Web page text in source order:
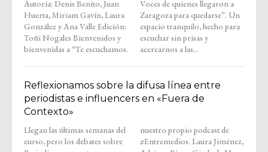
Autoría: Denis Benito, Juan
Huerta, Miriam Gavín, Laura
González y Ana Valle Edición:
Toñi Nogales Bienvenidos y
bienvenidas a “Te escuchamos.
Voces de quienes llegaron a
Zaragoza para quedarse”. Un
espacio tranquilo, hecho para
escuchar sin prisas y
acercarnos a las...
Reflexionamos sobre la difusa línea entre
periodistas e influencers en «Fuera de
Contexto»
Llegan las últimas semanas del
curso, pero los debates sobre
nuestro propio podcast de
#Entremedios. Laura Jiménez,